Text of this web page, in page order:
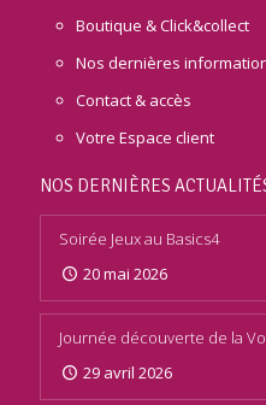
Boutique & Click&collect
Nos dernières
Contact & accès
Votre Espace client
NOS DERNIÈRES
Soirée Jeux au Basics4
20 mai 2026
Journée découverte de la
29 avril 2026